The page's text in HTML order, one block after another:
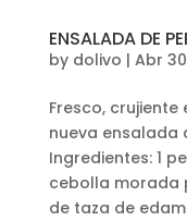
ENSALADA DE
by dolivo | Abr
Fresco,
nueva ensalada
Ingredientes: 1
cebolla morada
de taza de